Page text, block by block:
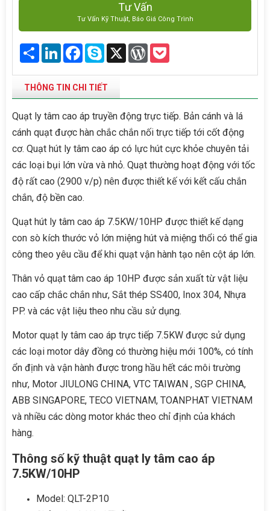
Tư Vấn
Tư Vấn Kỹ Thuật, Báo Giá Công Trình
Share LinkedInFacebook
Skype X WordPress
THÔNG TIN CHI TIẾT
Quạt ly tâm cao áp truyền động trực tiếp. Bản cánh và lá
cánh quạt được hàn chắc chắn nối trực tiếp tới cốt động
cơ. Quạt hút ly tâm cao áp có lực hút cực khỏe chuyên tải
các loại bụi lớn vừa và nhỏ. Quạt thường hoạt động với tốc
độ rất cao (2900 v/p) nên được thiết kế với kết cấu chắn
chắn, độ bền cao.
Quạt hút ly tâm cao áp 7.5KW/10HP được thiết kế dạng
con sò kích thước vỏ lớn miệng hút và miệng thổi có thể gia
công theo yêu cầu để khi quạt vận hành tạo nên cột áp lớn.
Thân vỏ quạt tâm cao áp 10HP được sản xuất từ vật liệu
cao cấp chắc chắn như, Sắt thép SS400, Inox 304, Nhựa
PP. và các vật liệu theo nhu cầu sử dụng.
Motor quạt ly tâm cao áp trực tiếp 7.5KW được sử dụng
các loại motor dây đồng có thường hiệu mới 100%, có tính
ổn định và vận hành được trong hầu hết các môi trường
như, Motor JIULONG CHINA, VTC TAIWAN , SGP CHINA,
ABB SINGAPORE, TECO VIETNAM, TOANPHAT VIETNAM
và nhiều các dòng motor khác theo chỉ định của khách
hàng.
Thông số kỹ thuật quạt ly tâm cao áp
7.5KW/10HP
Model: QLT-2P10